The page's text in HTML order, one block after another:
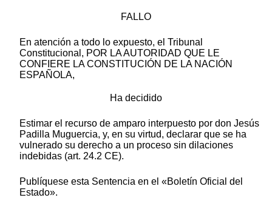
FALLO
En atención a todo lo expuesto, el Tribunal
Constitucional, POR LA AUTORIDAD QUE LE
CONFIERE LA CONSTITUCIÓN DE LA NACIÓN
ESPAÑOLA,
Ha decidido
Estimar el recurso de amparo interpuesto por don Jesús
Padilla Muguercia, y, en su virtud, declarar que se ha
vulnerado su derecho a un proceso sin dilaciones
indebidas (art. 24.2 CE).
Publíquese esta Sentencia en el «Boletín Oficial del
Estado».